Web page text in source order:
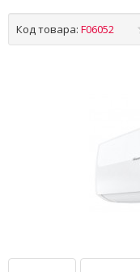
Код товара: F06052